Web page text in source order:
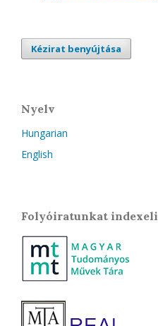
Kézirat benyújtása
Nyelv
Hungarian
English
Folyóiratunkat indexeli